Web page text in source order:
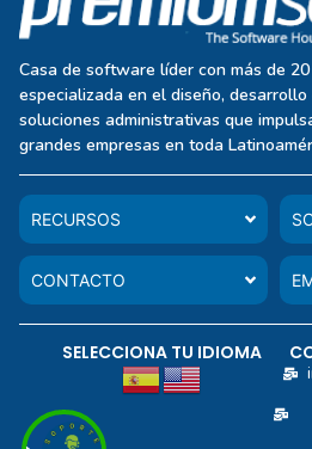
Casa de software líder con más de
especializada en el diseño,
soluciones administrativas que
grandes empresas en toda
RECURSOS
CONTACTO
SELECCIONA TU IDIOMA